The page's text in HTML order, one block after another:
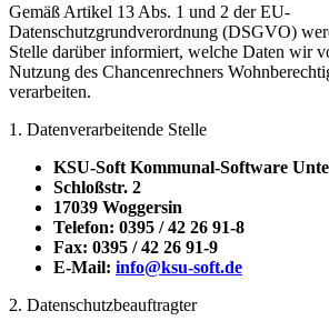
Gemäß Artikel 13 Abs. 1 und 2 der EU-
Datenschutzgrundverordnung (DSGVO)
Stelle darüber informiert, welche Daten wir
Nutzung des Chancenrechners
verarbeiten.
1. Datenverarbeitende Stelle
KSU-Soft Kommunal-Software
Schloßstr. 2
17039 Woggersin
Telefon: 0395 / 42 26 91-8
Fax: 0395 / 42 26 91-9
E-Mail: info@ksu-soft.de
2. Datenschutzbeauftragter